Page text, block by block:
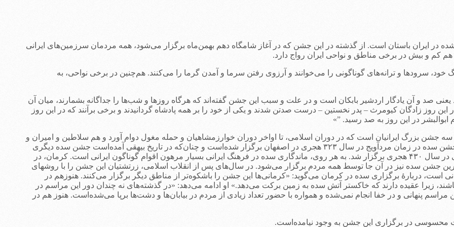
ایران باستان است. از گذشته در این جشن که در آغاز شامگاه دهم بهمن‌ماه برگزار می‌شود، همه مردمان سرزمین‌های ایرانی
هم کم و بیش در برخی مناطق و نواحی ایران رواج دارد.
سرودها و ترانه‌های گوناگونی را می‌خوانند و آرزوی رفتن سرما و آمدن گرما را می‌کنند. هم‌چنین در برخی نواحی، به
صد و آن یادگار اردشیر بابکان است و در علت و سبب این جشن گفته‌اند که هرگاه روزها و شب‌ها را جداگانه بشمارند، میان آن
زادگان کیومرث – پدر نخستین – درست صدتن شدند و یکی از خود را بر همه پادشاه گردانیدند و برخی برآنند که در این روز
در این روز به صد رسید. ”»
جشن بزرگ ایرانیان است که در دوران اسلامی، تا اواخر دوران خوارزمشاهیان و حمله مغول دوام آورد و هم سلاطین و امیران و
هم مردم عادی این جشن را به‌پا می‌داشتند. مشهورترین و بزرگترین جشن سده در زمان مردآویج در سال ۳۲۳ هجری در اصفهان برگزار شده‌است و چنان‌که در تاریخ بیهقی آمده‌است جشن سده دیگری
که به یاد مردم مانده، جشنی است که در زمان سلطان مسعود غزنوی در سال ۴۳۰ هجری برگزار شد. به هر روی، ماندگاری سده در فرهنگ ایرانی بسیار مرهون اقوام گوناگون ایرانی است. کرمان، در
جشن سده نیز در آن جا توسط همه مردم برگزار می‌شود. در سال‌های پس از انقلاب اسلامی، زرتشتیان این جشن را با روشهای
است، دربارهٔ برگزاری سده در کرمان می‌گوید: «کرمانی‌ها این جشن را باشکوه‌تر از مناطق دیگر برگزار می‌کنند. هنوزهم در
زیرا عقیده دارند که خاکستر آتش سده به زمین برکت می‌دهد.» او ادامه می‌دهد: «در گذشته‌های نه چندان دور این مراسم در
پنهانی و در خفا انجام نمی‌شده و همواره با حضور تعداد زیادی از مردم در بیابان‌ها و دشت‌ها برپا می‌شده‌است. هنوز هم در
محسوسی در برگزاری این جشن به وجود نیامده‌است.